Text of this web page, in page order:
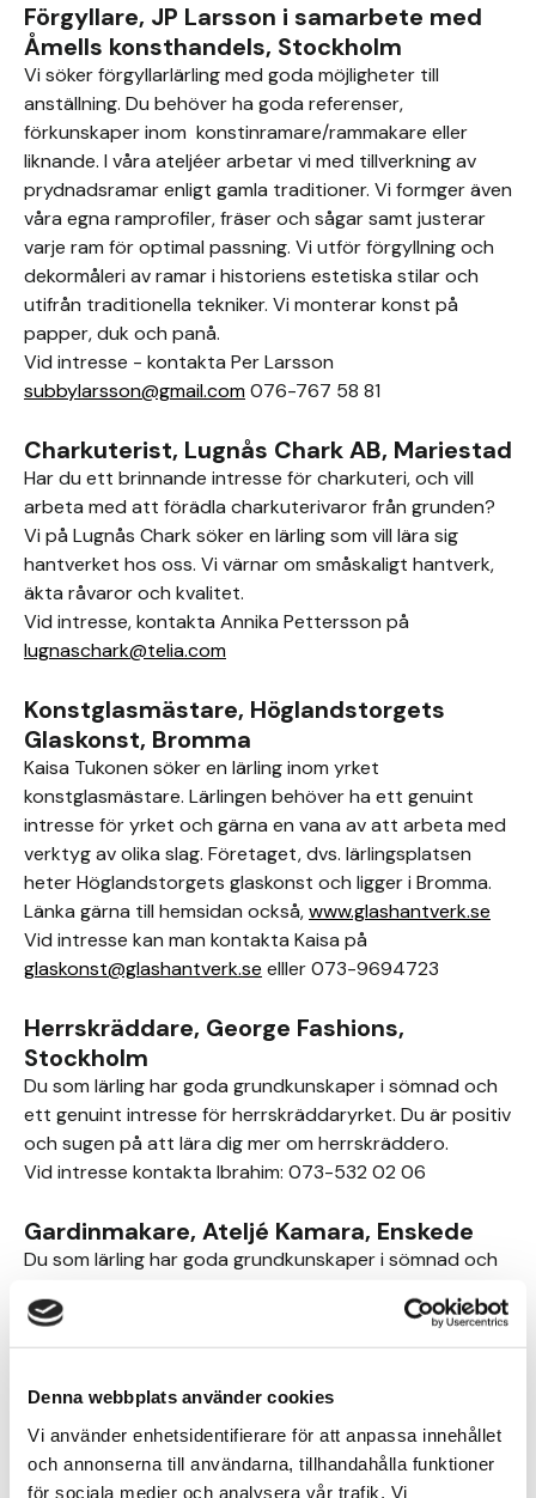
Denna webbplats använder cookies
Vi använder enhetsidentifierare för att anpassa innehållet
och annonserna till användarna, tillhandahålla funktioner
för sociala medier och analysera vår trafik. Vi
Förgyllare, JP Larsson i samarbete med
Åmells konsthandels, Stockholm
Vi söker förgyllarlärling med goda möjligheter till
anställning. Du behöver ha goda referenser,
förkunskaper inom konstinramare/rammakare eller
liknande. I våra ateljéer arbetar vi med tillverkning av
prydnadsramar enligt gamla traditioner. Vi formger även
våra egna ramprofiler, fräser och sågar samt justerar
varje ram för optimal passning. Vi utför förgyllning och
dekormåleri av ramar i historiens estetiska stilar och
utifrån traditionella tekniker. Vi monterar konst på
papper, duk och panå.
Vid intresse - kontakta Per Larsson
subbylarsson@gmail.com076-767 58 81
Charkuterist, Lugnås Chark AB, Mariestad
Har du ett brinnande intresse för charkuteri, och vill
arbeta med att förädla charkuterivaror från grunden?
Vi på Lugnås Chark söker en lärling som vill lära sig
hantverket hos oss. Vi värnar om småskaligt hantverk,
äkta råvaror och kvalitet.
Vid intresse, kontakta Annika Pettersson på
lugnaschark@telia.com
Konstglasmästare, Höglandstorgets
Glaskonst, Bromma
Kaisa Tukonen söker en lärling inom yrket
konstglasmästare. Lärlingen behöver ha ett genuint
intresse för yrket och gärna en vana av att arbeta med
verktyg av olika slag. Företaget, dvs. lärlingsplatsen
heter Höglandstorgets glaskonst och ligger i Bromma.
Länka gärna till hemsidan också,www.glashantverk.se
Vid intresse kan man kontakta Kaisa på
glaskonst@glashantverk.se elller 073-9694723
Herrskräddare, George Fashions,
Stockholm
Du som lärling har goda grundkunskaper i sömnad och
ett genuint intresse för herrskräddaryrket. Du är positiv
och sugen på att lära dig mer om herrskräddero.
Vid intresse kontakta Ibrahim: 073-532 02 06
Gardinmakare, Ateljé Kamara, Enskede
Du som lärling har goda grundkunskaper i sömnad och
en hög grad av självständighet och har ett eget driv.
Vid intresse kontakta Anna: ateljekamara@gmail.com
Maskörlärling, Borås stadsteater, Borås
Du som lärling behöver ha relevanta förkunskaper för
masköryrket. Du är intresserad av teater och är
målmedveten, nyfiken och hungrig på att lära dig mer!